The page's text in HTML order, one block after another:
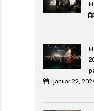
januar 22,